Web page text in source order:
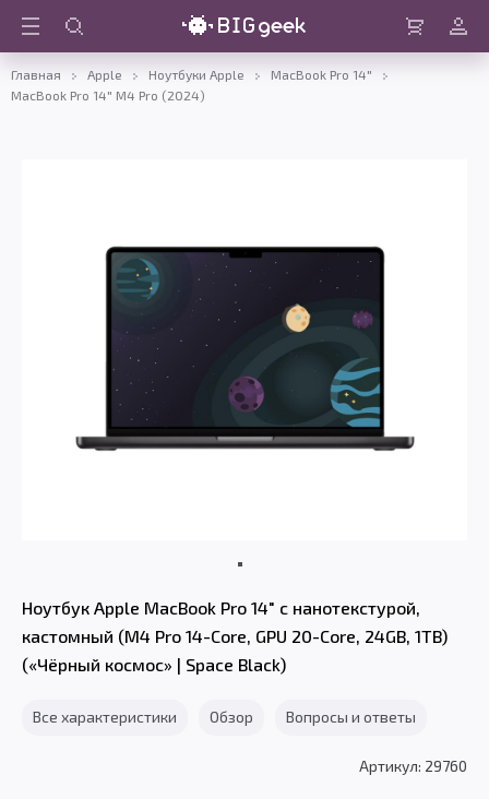
Войти
Главная Apple Ноутбуки Apple
MacBook Pro 14"
MacBook Pro 14" M4 Pro (2024)
Ноутбук Apple MacBook Pro 14" с нанотекстурой,
кастомный (M4 Pro 14-Core, GPU 20-Core, 24GB, 1TB)
(«Чёрный космос» | Space Black)
Все характеристики Обзор Вопросы и ответы
Артикул: 29760